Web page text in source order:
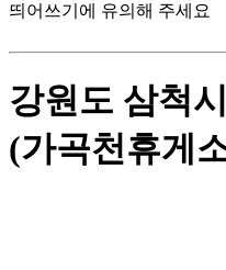
띄어쓰기에 유의해 주세요
강원도 삼척
(가곡천휴게